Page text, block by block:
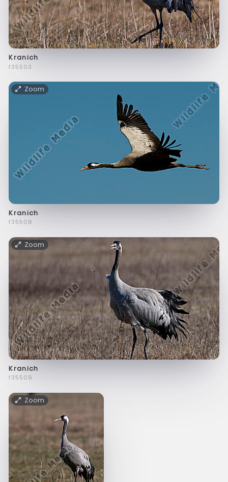
Kranich
f35503
Zoom
Kranich
f35508
Zoom
Kranich
f35509
Zoom